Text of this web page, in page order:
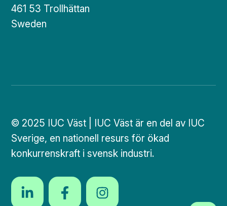
461 53 Trollhättan
Sweden
© 2025 IUC Väst | IUC Väst är en del av IUC
Sverige, en nationell resurs för ökad
konkurrenskraft i svensk industri.